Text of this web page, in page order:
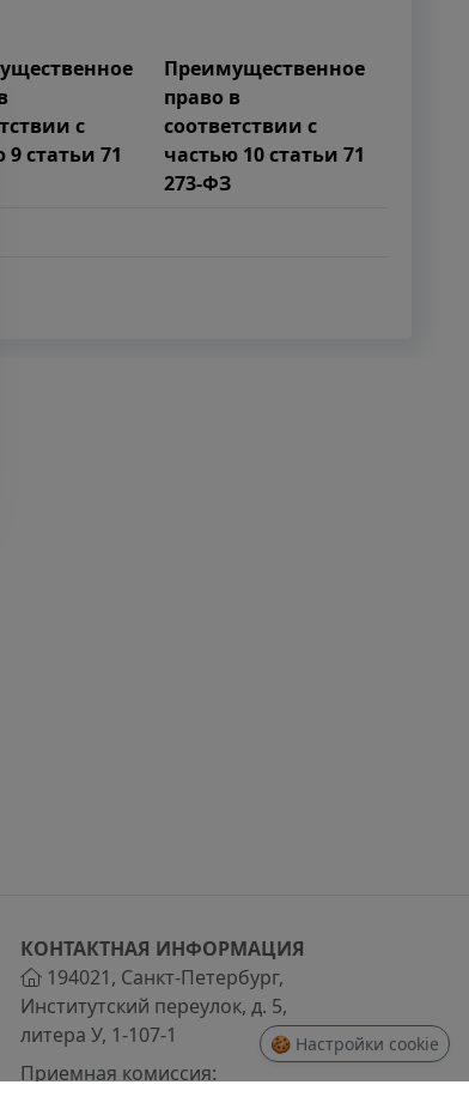
с
статьи 71
Преимущественное
право в
соответствии с
частью 10 статьи 71
273-ФЗ
КОНТАКТНАЯ ИНФОРМАЦИЯ
194021, Санкт-Петербург,
Институтский переулок, д. 5,
литера У, 1-107-1
Приемная комиссия:
🍪 Настройки cookie